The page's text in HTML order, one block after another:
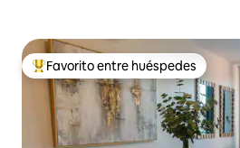
Favorito entre huéspedes preferido
Favorito entre huéspedes